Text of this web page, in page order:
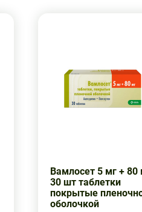
Вамлосет 5 мг + 80
30 шт таблетки
покрытые
оболочкой